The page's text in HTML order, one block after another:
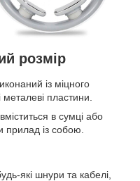
розмір
із міцного
пластини.
в сумці або
прилад із собою.
які шнури та кабелі,